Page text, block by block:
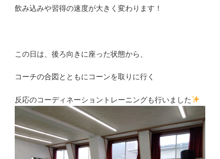
飲み込みや習得の速度が大きく変わります！
この日は、後ろ向きに座った状態から、
コーチの合図とともにコーンを取りに行く
反応のコーディネーショントレーニングも行いました